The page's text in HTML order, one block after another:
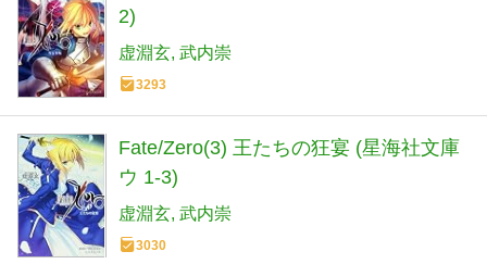
2)
虚淵玄 武内崇
3293
Fate/Zero(3) 王たちの狂宴 (星海社文庫
ウ 1-3)
虚淵玄 武内崇
3030